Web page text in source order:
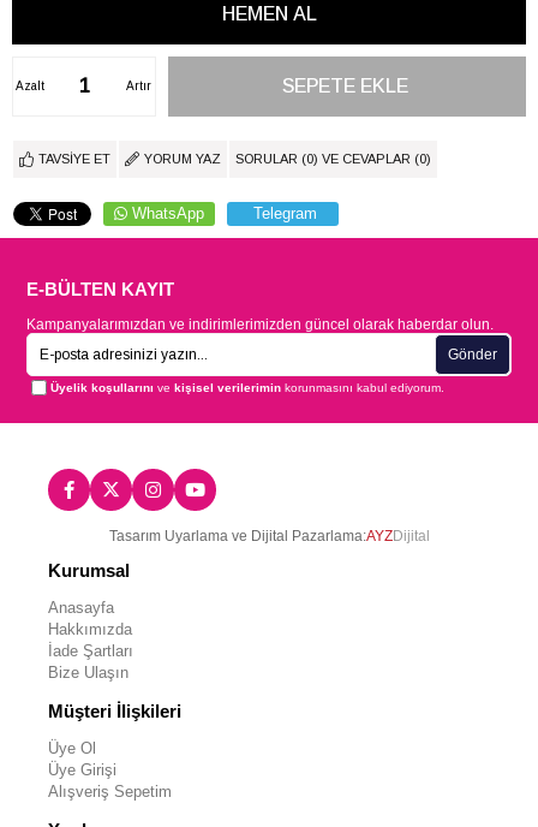
Artır
Azalt
TAVSIYE ET YORUM YAZ SORULAR (0) VE CEVAPLAR (0)
WhatsApp Telegram
E-BÜLTEN KAYIT
Kampanyalarımızdan ve indirimlerimizden güncel olarak haberdar olun.
Gönder
Üyelik koşullarını vekişisel verilerimin korunmasını kabul ediyorum.
Tasarım Uyarlama ve Dijital Pazarlama:AYZDijital
Kurumsal
Anasayfa
Hakkımızda
İade Şartları
Bize Ulaşın
Müşteri İlişkileri
Üye Ol
Üye Girişi
Alışveriş Sepetim